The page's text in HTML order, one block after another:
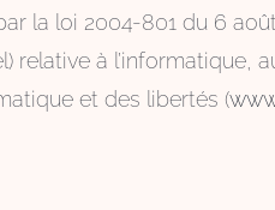
la loi 2004-801 du 6
à l’informatique,
et des libertés (